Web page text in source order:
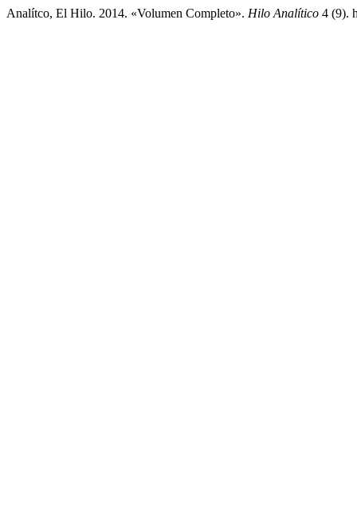
Analítco, El Hilo. 2014. «Volumen Completo». Hilo Analítico 4 (9).